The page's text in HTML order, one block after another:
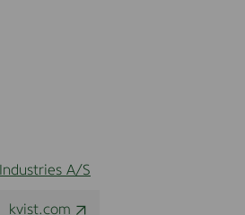
A/S
kvist.com